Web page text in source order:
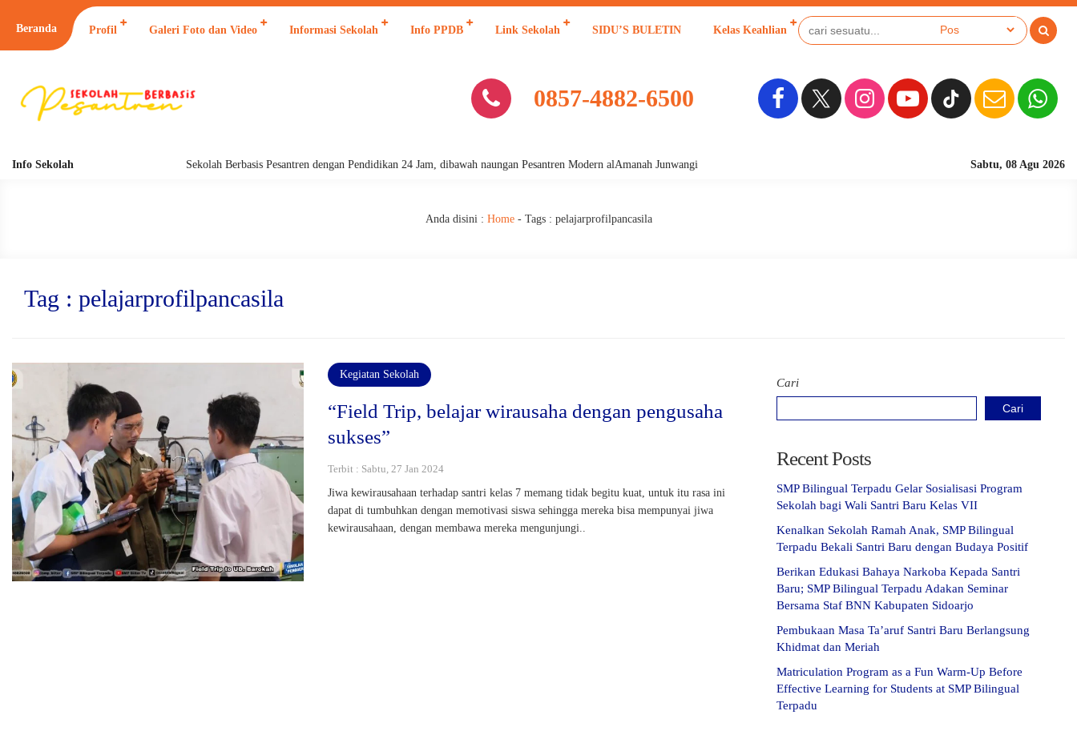
Beranda Profil Galeri Foto dan Video Informasi Sekolah Info PPDB Link Sekolah SIDU’S BULETIN Kelas Keahlian
0857-4882-6500
Info Sekolah Sabtu, 08 Agu 2026
Sekolah
Sekolah Berbasis Pesantren dengan Pendidikan 24 Jam, dibawah naungan Pesantren Modern alAmanah Junwangi
Anda disini : Home- Tags : pelajarprofilpancasila
Tag : pelajarprofilpancasila
Kegiatan Sekolah
“Field Trip, belajar wirausaha dengan pengusaha
sukses”
Terbit : Sabtu, 27 Jan 2024
Jiwa kewirausahaan terhadap santri kelas 7 memang tidak begitu kuat, untuk itu rasa ini
dapat di tumbuhkan dengan memotivasi siswa sehingga mereka bisa mempunyai jiwa
kewirausahaan, dengan membawa mereka mengunjungi..
Cari
Cari
Recent Posts
SMP Bilingual Terpadu Gelar Sosialisasi Program
Sekolah bagi Wali Santri Baru Kelas VII
Kenalkan Sekolah Ramah Anak, SMP Bilingual
Terpadu Bekali Santri Baru dengan Budaya Positif
Berikan Edukasi Bahaya Narkoba Kepada Santri
Baru; SMP Bilingual Terpadu Adakan Seminar
Bersama Staf BNN Kabupaten Sidoarjo
Pembukaan Masa Ta’aruf Santri Baru Berlangsung
Khidmat dan Meriah
Matriculation Program as a Fun Warm-Up Before
Effective Learning for Students at SMP Bilingual
Terpadu